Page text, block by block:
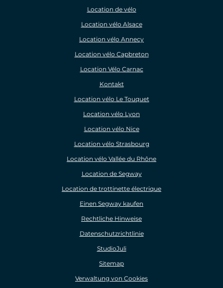
Location de vélo
Location vélo Alsace
Location vélo Annecy
Location vélo Capbreton
Location Vélo Carnac
Kontakt
Location vélo Le Touquet
Location vélo Lyon
Location vélo Nice
Location vélo Strasbourg
Location vélo Vallée du Rhône
Location de Segway
Location de trottinette électrique
Einen Segway kaufen
Rechtliche Hinweise
Datenschutzrichtlinie
StudioJuli
Sitemap
Verwaltung von Cookies